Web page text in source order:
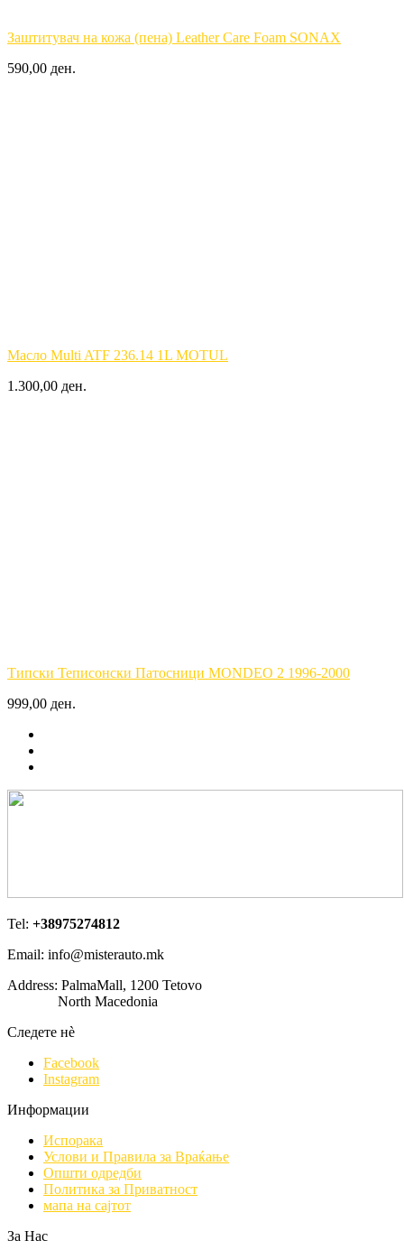
Заштитувач на кожа (пена) Leather Care Foam SONAX
590,00 ден.
Масло Multi ATF 236.14 1L MOTUL
1.300,00 ден.
Типски Теписонски Патосници MONDEO 2 1996-2000
999,00 ден.
Tel: +38975274812
Email: info@misterauto.mk
Address: PalmaMall, 1200 Tetovo
North Macedonia
Следете нè
Facebook
Instagram
Информации
Испорака
Услови и Правила за Враќање
Општи одредби
Политика за Приватност
мапа на сајтот
За Нас